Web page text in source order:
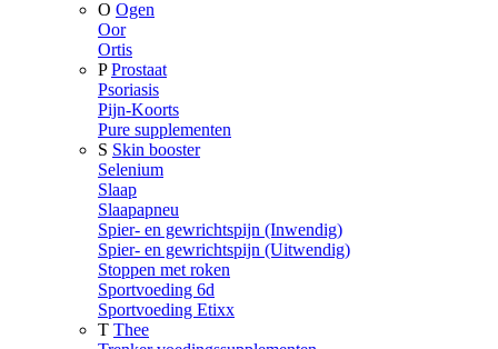
O Ogen
Oor
Ortis
P Prostaat
Psoriasis
Pijn-Koorts
Pure supplementen
S Skin booster
Selenium
Slaap
Slaapapneu
Spier- en gewrichtspijn (Inwendig)
Spier- en gewrichtspijn (Uitwendig)
Stoppen met roken
Sportvoeding 6d
Sportvoeding Etixx
T Thee